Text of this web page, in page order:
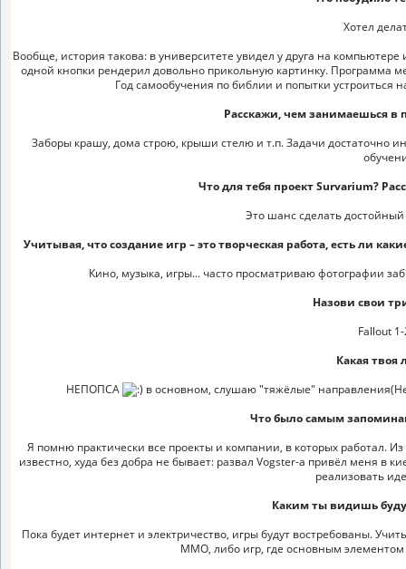
Хотел
Вообще, история такова: в университете увидел у друга на
одной кнопки рендерил довольно прикольную картинку. Программа
Год самообучения по библии и попытки устроиться
Расскажи, чем занимаешься в
Заборы крашу, дома строю, крыши стелю и т.п. Задачи достаточно
Что для тебя проект Survarium?
Это шанс сделать достойный
Учитывая, что создание игр – это творческая работа, есть ли
Кино, музыка, игры... часто просматриваю фотографии
Назови свои
Fallout
Какая
НЕПОПСА
в основном, слушаю "тяжёлые"
Что было самым
Я помню практически все проекты и компании, в которых работал.
известно, худа без добра не бывает: развал Vogster-а привёл меня в
реализовать
Каким ты видишь
Пока будет интернет и электричество, игры будут востребованы.
ММО, либо игр, где основным элементом